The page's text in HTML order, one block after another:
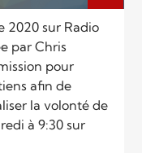
2020 sur Radio
par Chris
pour
afin de
la volonté de
à 9:30 sur